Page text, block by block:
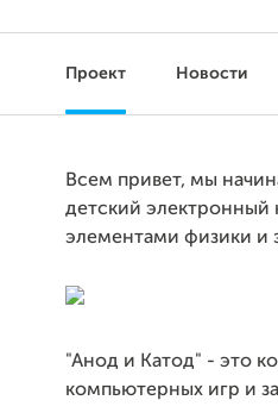
Проект Новости
Всем привет, мы
детский электронный
элементами физики и
"Анод и Катод" - это
компьютерных игр и